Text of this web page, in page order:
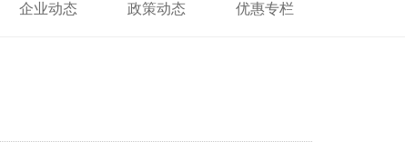
企业动态 政策动态 优惠专栏